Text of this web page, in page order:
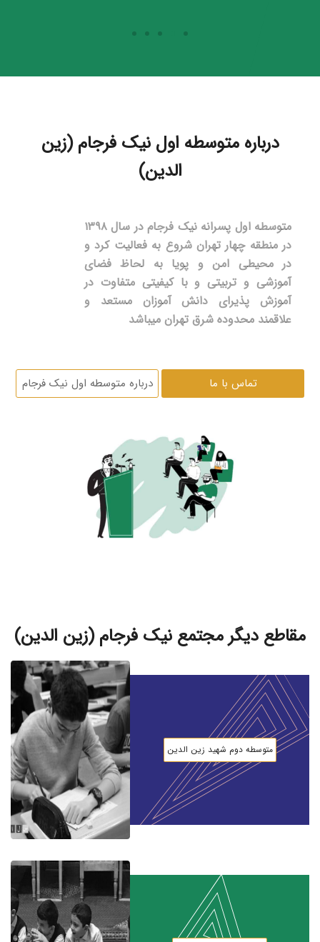
درباره متوسطه اول نیک فرجام (زین
الدین)
متوسطه اول پسرانه نیک فرجام در سال ۱۳۹۸
در منطقه چهار تهران شروع به فعالیت کرد و
در محیطی امن و پویا به لحاظ فضای
آموزشی و تربیتی و با کیفیتی متفاوت در
آموزش پذیرای دانش آموزان مستعد و
علاقمند محدوده شرق تهران میباشد
تماس با ما درباره متوسطه اول نیک فرجام
مقاطع دیگر مجتمع نیک فرجام (زین الدین)
متوسطه دوم شهید زین الدین